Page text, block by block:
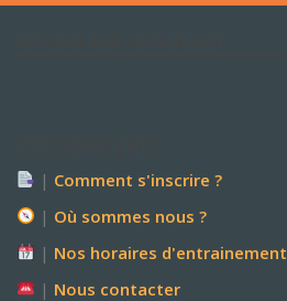
| Comment s'inscrire ?
| Où sommes nous ?
| Nos horaires d'entrainement
| Nous contacter